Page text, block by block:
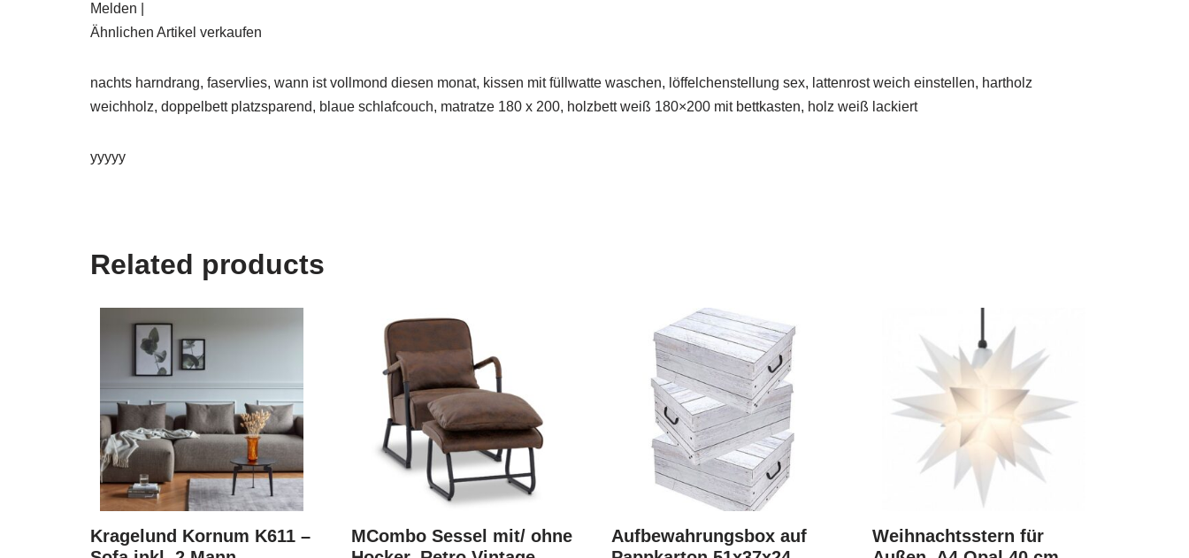
Melden |
Ähnlichen Artikel verkaufen
nachts harndrang, faservlies, wann ist vollmond diesen monat, kissen mit füllwatte waschen, löffelchenstellung sex, lattenrost weich einstellen, hartholz
weichholz, doppelbett platzsparend, blaue schlafcouch, matratze 180 x 200, holzbett weiß 180×200 mit bettkasten, holz weiß lackiert
yyyyy
Related products
Kragelund Kornum K611 –
MCombo Sessel mit/ ohne
Aufbewahrungsbox auf
Weihnachtsstern für